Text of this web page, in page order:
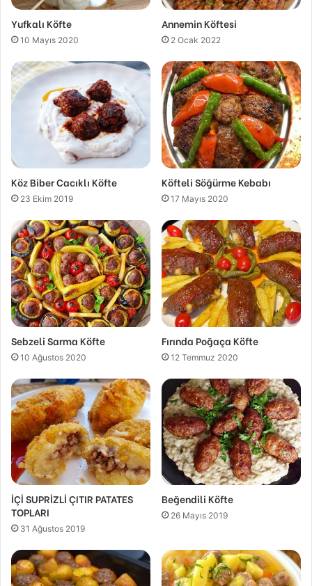
Yufkalı Köfte
10 Mayıs 2020
Annemin Köftesi
2 Ocak 2022
Köz Biber Cacıklı Köfte
23 Ekim 2019
Köfteli Söğürme Kebabı
17 Mayıs 2020
Sebzeli Sarma Köfte
10 Ağustos 2020
Fırında Poğaça Köfte
12 Temmuz 2020
İÇİ SUPRİZLİ ÇITIR PATATES
TOPLARI
31 Ağustos 2019
Beğendili Köfte
26 Mayıs 2019